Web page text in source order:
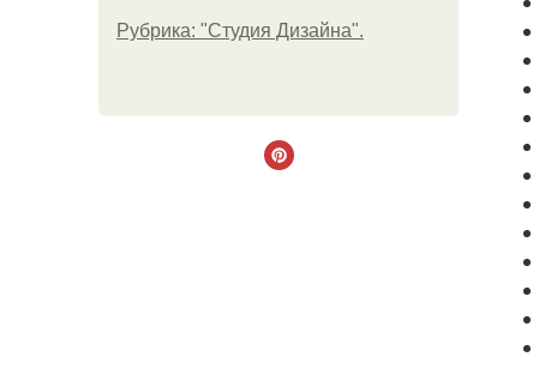
Рубрика: "Студия Дизайна".